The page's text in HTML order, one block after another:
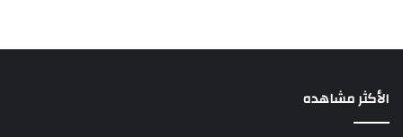
الأكثر مشاهده